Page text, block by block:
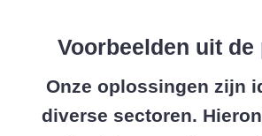
Voorbeelden uit
Onze oplossingen zijn
diverse sectoren.